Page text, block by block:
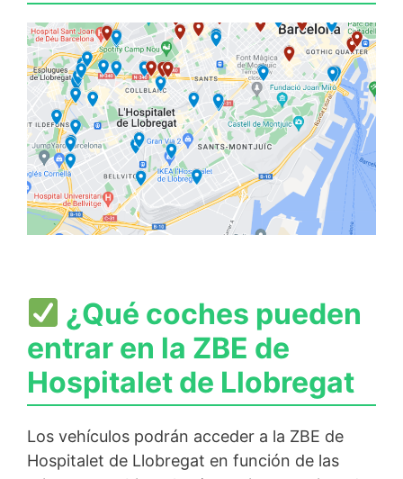
¿Qué coches pueden
entrar en la ZBE de
Hospitalet de Llobregat
Los vehículos podrán acceder a la ZBE de
Hospitalet de Llobregat en función de las